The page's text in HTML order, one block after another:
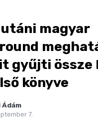
magyar
gyűjti össze
könyve
7.